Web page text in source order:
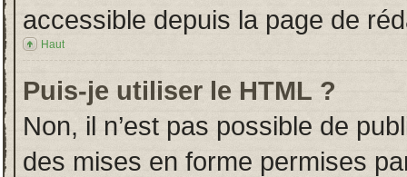
accessible depuis la page de
Haut
Puis-je utiliser le HTML ?
Non, il n’est pas possible de
des mises en forme permises